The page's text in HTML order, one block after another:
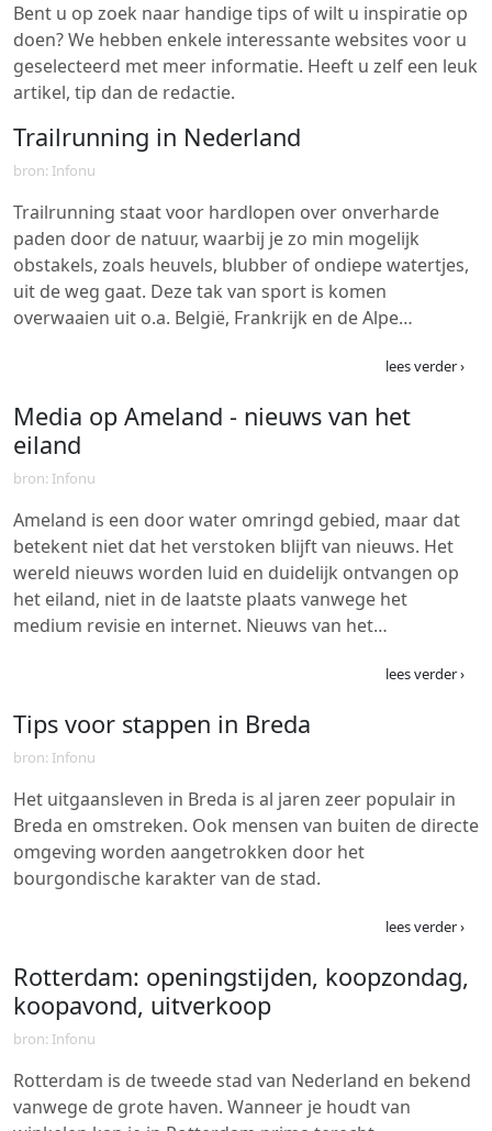
Bent u op zoek naar handige tips of wilt u inspiratie op
doen? We hebben enkele interessante websites voor u
geselecteerd met meer informatie. Heeft u zelf een leuk
artikel, tip dan de redactie.
Trailrunning in Nederland
bron: Infonu
Trailrunning staat voor hardlopen over onverharde
paden door de natuur, waarbij je zo min mogelijk
obstakels, zoals heuvels, blubber of ondiepe watertjes,
uit de weg gaat. Deze tak van sport is komen
overwaaien uit o.a. België, Frankrijk en de Alpe…
lees verder ›
Media op Ameland - nieuws van het
eiland
bron: Infonu
Ameland is een door water omringd gebied, maar dat
betekent niet dat het verstoken blijft van nieuws. Het
wereld nieuws worden luid en duidelijk ontvangen op
het eiland, niet in de laatste plaats vanwege het
medium revisie en internet. Nieuws van het…
lees verder ›
Tips voor stappen in Breda
bron: Infonu
Het uitgaansleven in Breda is al jaren zeer populair in
Breda en omstreken. Ook mensen van buiten de directe
omgeving worden aangetrokken door het
bourgondische karakter van de stad.
lees verder ›
Rotterdam: openingstijden, koopzondag,
koopavond, uitverkoop
bron: Infonu
Rotterdam is de tweede stad van Nederland en bekend
vanwege de grote haven. Wanneer je houdt van